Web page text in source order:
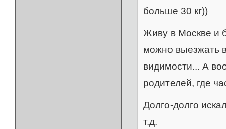
больше 30 кг))
Живу в Москве и
можно выезжать
видимости... А
родителей, где
Долго-долго
т.д.